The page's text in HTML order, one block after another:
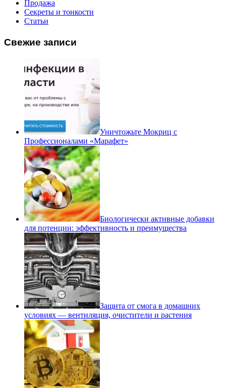
Продажа
Секреты и тонкости
Статьи
Свежие записи
Уничтожьте Мокриц с
Профессионалами «Марафет»
Биологически активные добавки
для потенции: эффективность и преимущества
Защита от смога в домашних
условиях — вентиляция, очистители и растения